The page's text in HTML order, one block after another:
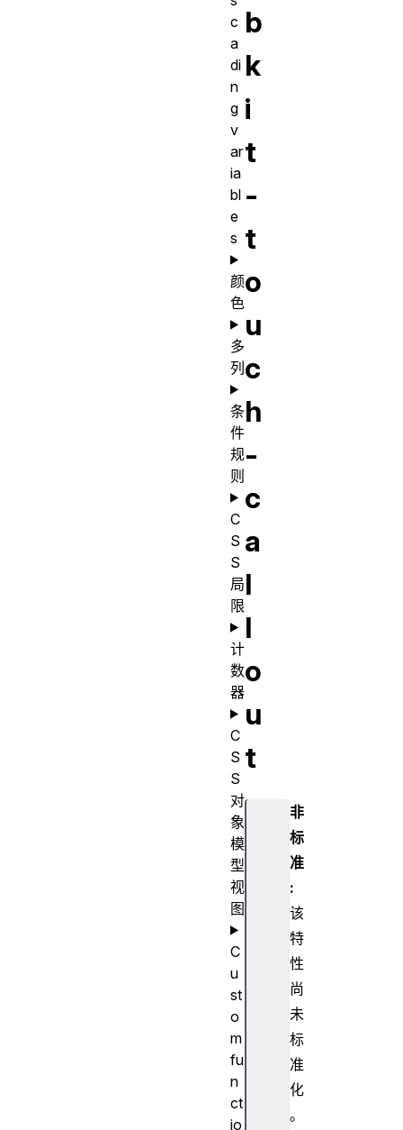
b
k
i
t
-
t
o
u
c
h
-
c
a
l
l
o
u
t
非
标
准
:
该
特
性
尚
未
标
准
化
。
c
a
di
n
g
v
ar
ia
bl
e
s
颜
色
多
列
条
件
规
则
C
S
S
局
限
计
数
器
C
S
S
对
象
模
型
视
图
C
u
st
o
m
fu
n
ct
io